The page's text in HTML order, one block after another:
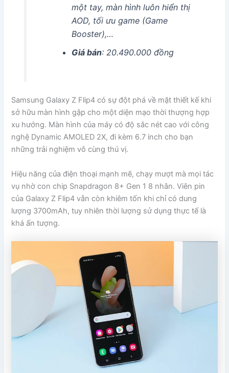
một tay, màn hình luôn hiển thị
AOD, tối ưu game (Game
Booster),…
Giá bán: 20.490.000 đồng
Samsung Galaxy Z Flip4 có sự đột phá về mặt thiết kế khi
sở hữu màn hình gập cho một diện mạo thời thượng hợp
xu hướng. Màn hình của máy có độ sắc nét cao với công
nghệ Dynamic AMOLED 2X, đi kèm 6.7 inch cho bạn
những trải nghiệm vô cùng thú vị.
Hiệu năng của điện thoại mạnh mẽ, chạy mượt mà mọi tác
vụ nhờ con chip Snapdragon 8+ Gen 1 8 nhân. Viên pin
của Galaxy Z Flip4 vẫn còn khiêm tốn khi chỉ có dung
lượng 3700mAh, tuy nhiên thời lượng sử dụng thực tế là
khá ấn tượng.